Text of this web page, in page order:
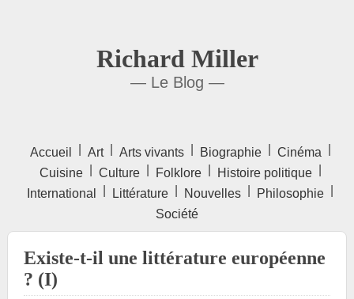
Richard Miller
— Le Blog —
Accueil Art Arts vivants Biographie Cinéma
Cuisine
Culture Folklore Histoire politique
International
Littérature Nouvelles Philosophie
Société
Existe-t-il une littérature européenne
? (I)